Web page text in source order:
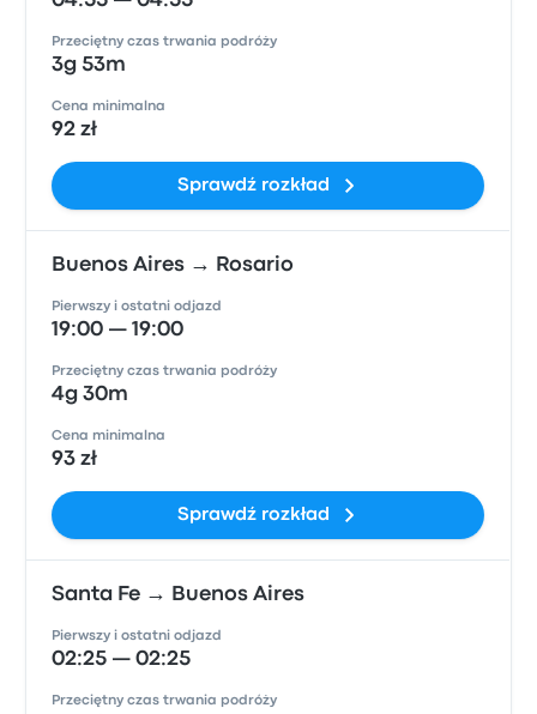
Przeciętny czas trwania podróży
3g 53m
Cena minimalna
92 zł
Sprawdź rozkład
Buenos Aires → Rosario
Pierwszy i ostatni odjazd
19:00 — 19:00
Przeciętny czas trwania podróży
4g 30m
Cena minimalna
93 zł
Sprawdź rozkład
Santa Fe → Buenos Aires
Pierwszy i ostatni odjazd
02:25 — 02:25
Przeciętny czas trwania podróży